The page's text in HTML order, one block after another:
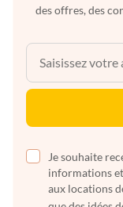
des offres, des
Je souhaite
informations
aux locations